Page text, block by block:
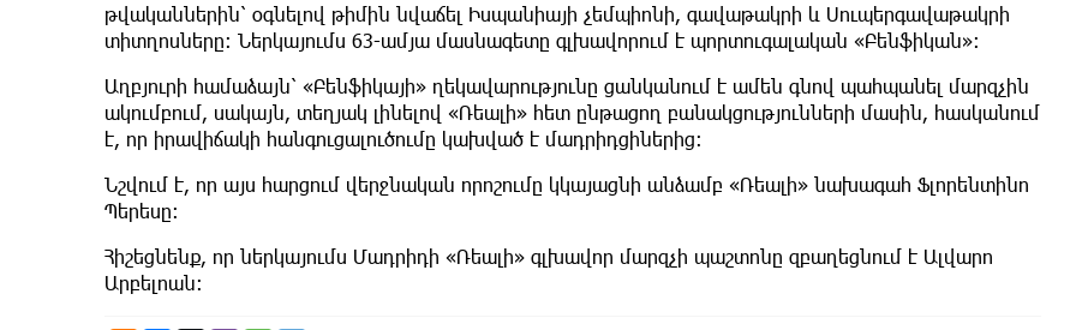
թվականներին՝ օգնելով թիմին նվաճել Իսպանիայի չեմպիոնի, գավաթակրի և Սուպերգավաթակրի
տիտղոսները: Ներկայումս 63-ամյա մասնագետը գլխավորում է պորտուգալական «Բենֆիկան»:
Աղբյուրի համաձայն՝ «Բենֆիկայի» ղեկավարությունը ցանկանում է ամեն գնով պահպանել մարզչին
ակումբում, սակայն, տեղյակ լինելով «Ռեալի» հետ ընթացող բանակցությունների մասին, հասկանում
է, որ իրավիճակի հանգուցալուծումը կախված է մադրիդցիներից:
Նշվում է, որ այս հարցում վերջնական որոշումը կկայացնի անձամբ «Ռեալի» նախագահ Ֆլորենտինո
Պերեսը:
Հիշեցնենք, որ ներկայումս Մադրիդի «Ռեալի» գլխավոր մարզչի պաշտոնը զբաղեցնում է Ալվարո
Արբելոան: